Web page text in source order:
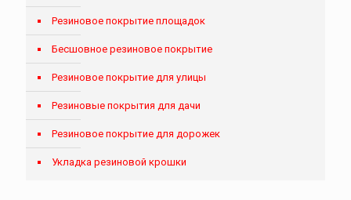
Резиновое покрытие площадок
Бесшовное резиновое покрытие
Резиновое покрытие для улицы
Резиновые покрытия для дачи
Резиновое покрытие для дорожек
Укладка резиновой крошки